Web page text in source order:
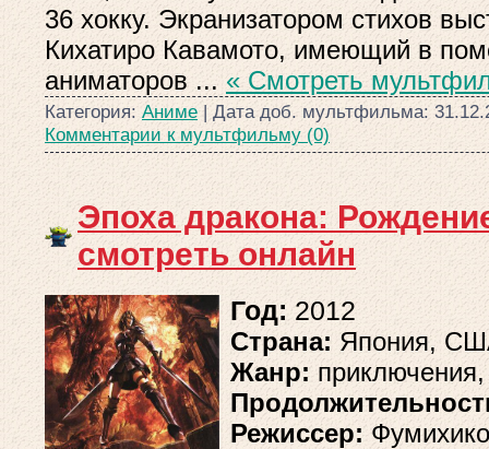
36 хокку. Экранизатором стихов
Кихатиро Кавамото, имеющий в
аниматоров ... « Смотреть
Категория: Аниме | Дата доб. мультфильма:
Комментарии к мультфильму (0)
Эпоха дракона:
смотреть онлайн
Год: 2012
Страна: Япония,
Жанр:
Режиссер: